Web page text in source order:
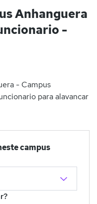
Anhanguera
-
- Campus
para alavancar
campus